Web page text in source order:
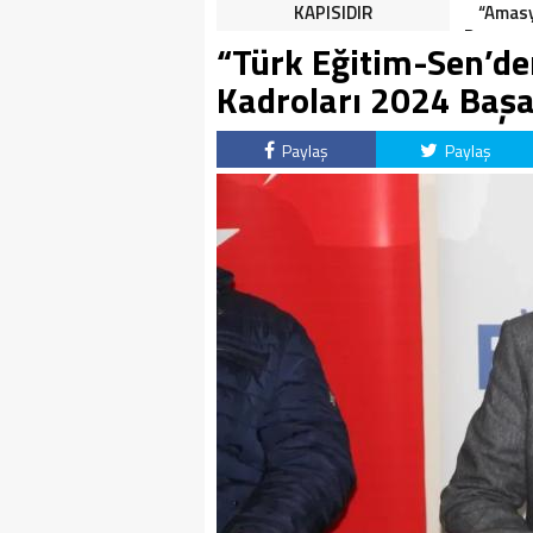
KAPISIDIR
İçin
“Türk Eğitim-
Kadroları 2024
Paylaş Paylaş